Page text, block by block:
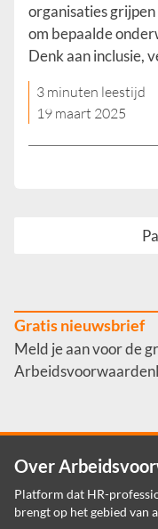
organisaties
om bepaalde
Denk aan inclusie,
3 minuten leestijd
19 maart 2025
Gratis nieuwsbrief
Meld je aan voor de
Over
Platform dat HR-
brengt op het gebied van